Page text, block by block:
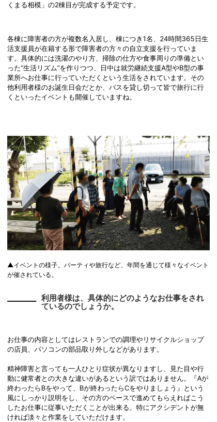
くまる相模」の2棟目が完成する予定です。
各棟に障害者の方が複数名入居し、棟につき1名、24時間365日生
活支援員が在籍する形で障害者の方々の自立支援を行っていま
す。具体的には洗濯のやり方、掃除の仕方や食事周りの準備とい
った“生活リズム”を作りつつ、日中は就労継続支援A型やB型の事
業所へお仕事に行っていただくという生活をされています。その
他利用者様のお誕生日会だとか、バスを貸し切って皆で旅行に行
くといったイベントも開催していますね。
▲イベントの様子。パーティや旅行など、年間を通じて様々なイベント
が催されている。
利用者様は、具体的にどのようなお仕事をされ
ているのでしょうか。
お仕事の内容としてはレストランでの調理やリサイクルショップ
の店員、パソコンの部品取り外しなどがあります。
精神障害と言っても一人ひとり症状が異なりますし、見た目や行
動に健常者との大きな違いがあるという訳ではありません。『Aが
終わったらBをやって、Bが終わったらCをやりましょう』という
風にしっかり説明をし、その方のペースで進めてもらえればこう
したお仕事に従事いただくことが出来る。特にアクシデントが無
ければ淡々と作業をしていただけます。